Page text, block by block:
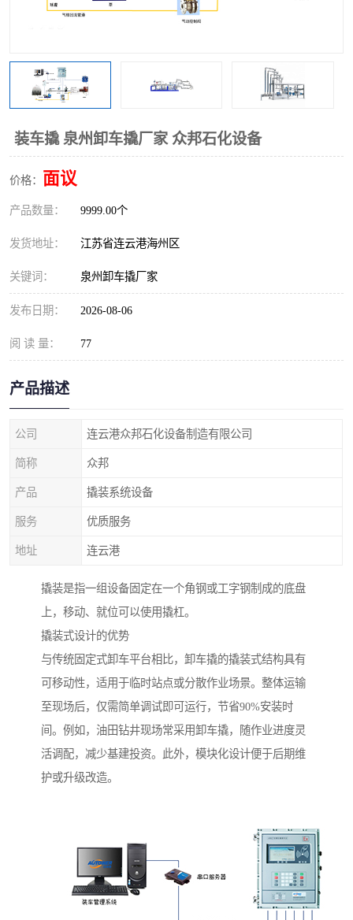
装车撬 泉州卸车撬厂家 众邦石化设备
价格： 面议
产品数量： 9999.00个
发货地址： 江苏省连云港海州区
关键词： 泉州卸车撬厂家
发布日期： 2026-08-06
阅 读 量： 77
产品描述
公司 连云港众邦石化设备制造有限公司
简称 众邦
产品 撬装系统设备
服务 优质服务
地址 连云港
撬装是指一组设备固定在一个角钢或工字钢制成的底盘
上，移动、就位可以使用撬杠。
撬装式设计的优势
与传统固定式卸车平台相比，卸车撬的撬装式结构具有
可移动性，适用于临时站点或分散作业场景。整体运输
至现场后，仅需简单调试即可运行，节省90%安装时
间。例如，油田钻井现场常采用卸车撬，随作业进度灵
活调配，减少基建投资。此外，模块化设计便于后期维
护或升级改造。